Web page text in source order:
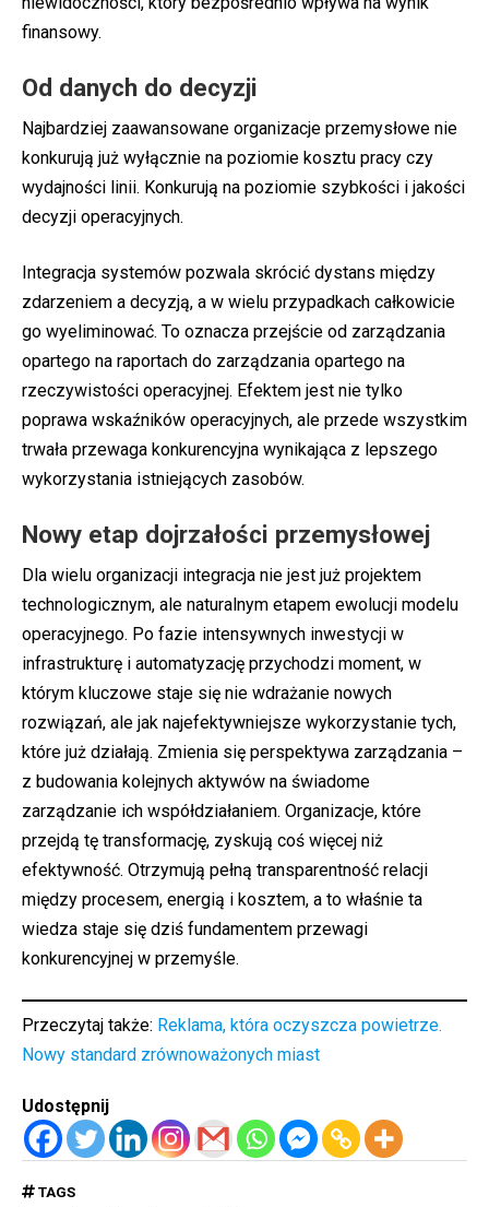
finansowy.
Od danych do decyzji
Najbardziej zaawansowane organizacje przemysłowe nie
konkurują już wyłącznie na poziomie kosztu pracy czy
wydajności linii. Konkurują na poziomie szybkości i jakości
decyzji operacyjnych.
Integracja systemów pozwala skrócić dystans między
zdarzeniem a decyzją, a w wielu przypadkach całkowicie
go wyeliminować. To oznacza przejście od zarządzania
opartego na raportach do zarządzania opartego na
rzeczywistości operacyjnej. Efektem jest nie tylko
poprawa wskaźników operacyjnych, ale przede wszystkim
trwała przewaga konkurencyjna wynikająca z lepszego
wykorzystania istniejących zasobów.
Nowy etap dojrzałości przemysłowej
Dla wielu organizacji integracja nie jest już projektem
technologicznym, ale naturalnym etapem ewolucji modelu
operacyjnego. Po fazie intensywnych inwestycji w
infrastrukturę i automatyzację przychodzi moment, w
którym kluczowe staje się nie wdrażanie nowych
rozwiązań, ale jak najefektywniejsze wykorzystanie tych,
które już działają. Zmienia się perspektywa zarządzania –
z budowania kolejnych aktywów na świadome
zarządzanie ich współdziałaniem. Organizacje, które
przejdą tę transformację, zyskują coś więcej niż
efektywność. Otrzymują pełną transparentność relacji
między procesem, energią i kosztem, a to właśnie ta
wiedza staje się dziś fundamentem przewagi
konkurencyjnej w przemyśle.
Przeczytaj także: Reklama, która oczyszcza powietrze.
Nowy standard zrównoważonych miast
Udostępnij
TAGS